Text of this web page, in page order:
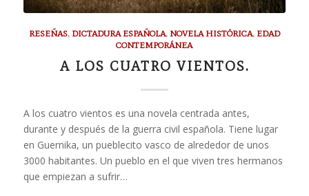
RESEÑAS, DICTADURA ESPAÑOLA, NOVELA HISTÓRICA, EDAD
CONTEMPORÁNEA
A LOS CUATRO VIENTOS.
A los cuatro vientos es una novela centrada antes,
durante y después de la guerra civil española. Tiene lugar
en Guernika, un pueblecito vasco de alrededor de unos
3000 habitantes. Un pueblo en el que viven tres hermanos
que empiezan a sufrir…